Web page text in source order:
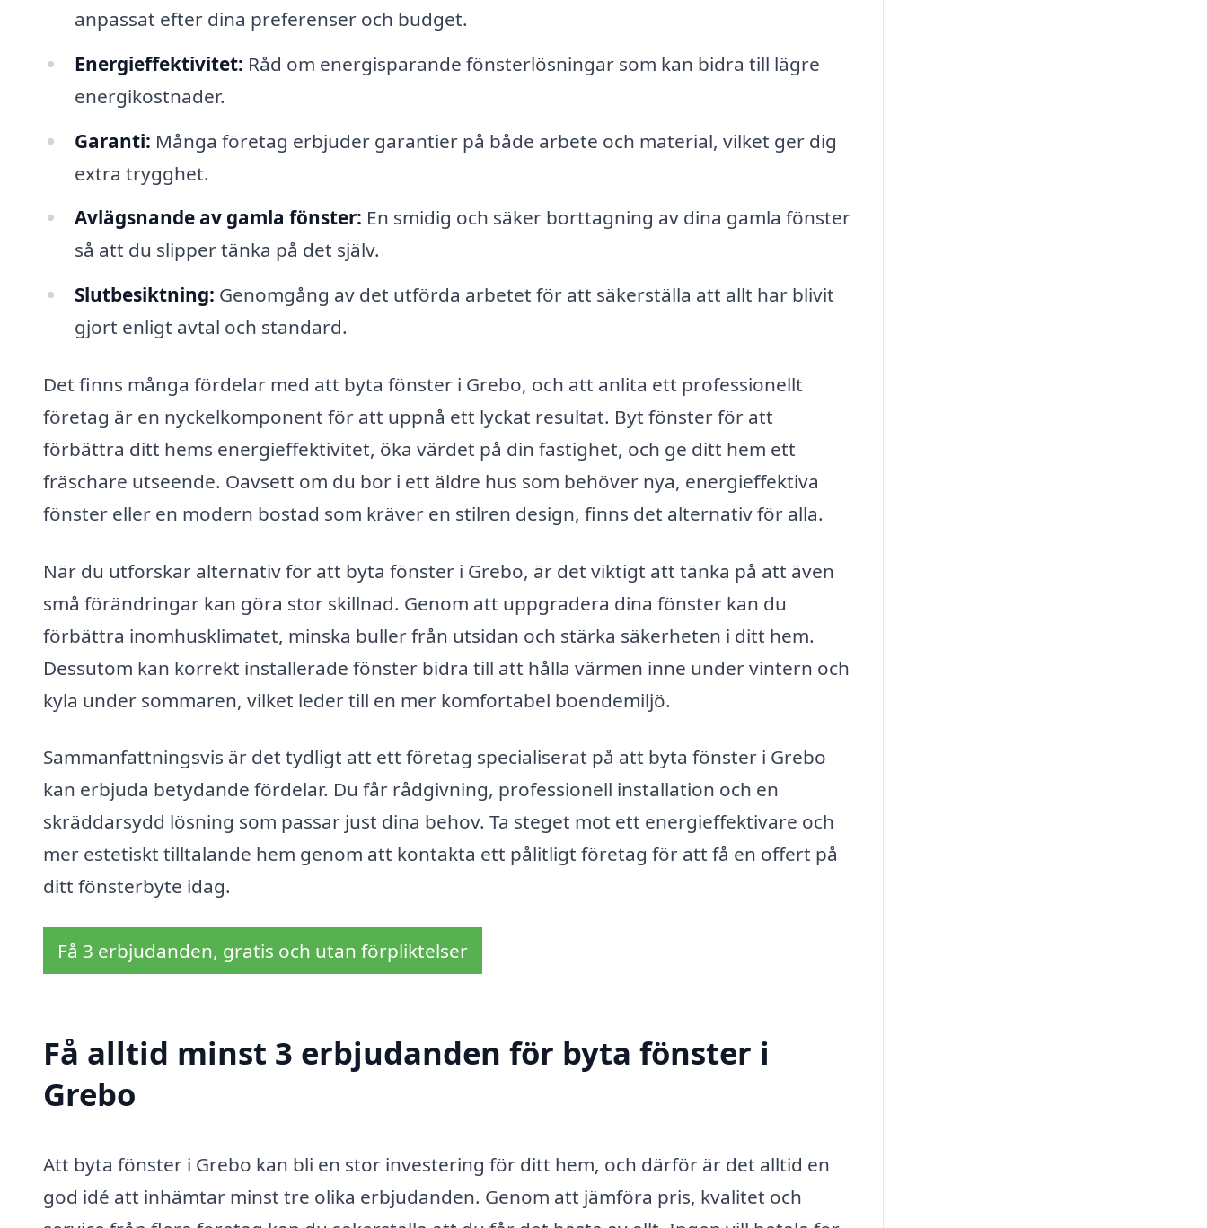
anpassat efter dina preferenser och budget.
Energieffektivitet: Råd om energisparande fönsterlösningar som kan bidra till lägre
energikostnader.
Garanti: Många företag erbjuder garantier på både arbete och material, vilket ger dig
extra trygghet.
Avlägsnande av gamla fönster: En smidig och säker borttagning av dina gamla fönster
så att du slipper tänka på det själv.
Slutbesiktning: Genomgång av det utförda arbetet för att säkerställa att allt har blivit
gjort enligt avtal och standard.
Det finns många fördelar med att byta fönster i Grebo, och att anlita ett professionellt
företag är en nyckelkomponent för att uppnå ett lyckat resultat. Byt fönster för att
förbättra ditt hems energieffektivitet, öka värdet på din fastighet, och ge ditt hem ett
fräschare utseende. Oavsett om du bor i ett äldre hus som behöver nya, energieffektiva
fönster eller en modern bostad som kräver en stilren design, finns det alternativ för alla.
När du utforskar alternativ för att byta fönster i Grebo, är det viktigt att tänka på att även
små förändringar kan göra stor skillnad. Genom att uppgradera dina fönster kan du
förbättra inomhusklimatet, minska buller från utsidan och stärka säkerheten i ditt hem.
Dessutom kan korrekt installerade fönster bidra till att hålla värmen inne under vintern och
kyla under sommaren, vilket leder till en mer komfortabel boendemiljö.
Sammanfattningsvis är det tydligt att ett företag specialiserat på att byta fönster i Grebo
kan erbjuda betydande fördelar. Du får rådgivning, professionell installation och en
skräddarsydd lösning som passar just dina behov. Ta steget mot ett energieffektivare och
mer estetiskt tilltalande hem genom att kontakta ett pålitligt företag för att få en offert på
ditt fönsterbyte idag.
Få 3 erbjudanden, gratis och utan förpliktelser
Få alltid minst 3 erbjudanden för byta fönster i
Grebo
Att byta fönster i Grebo kan bli en stor investering för ditt hem, och därför är det alltid en
god idé att inhämtar minst tre olika erbjudanden. Genom att jämföra pris, kvalitet och